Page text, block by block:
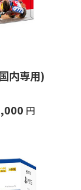
内専用)
円